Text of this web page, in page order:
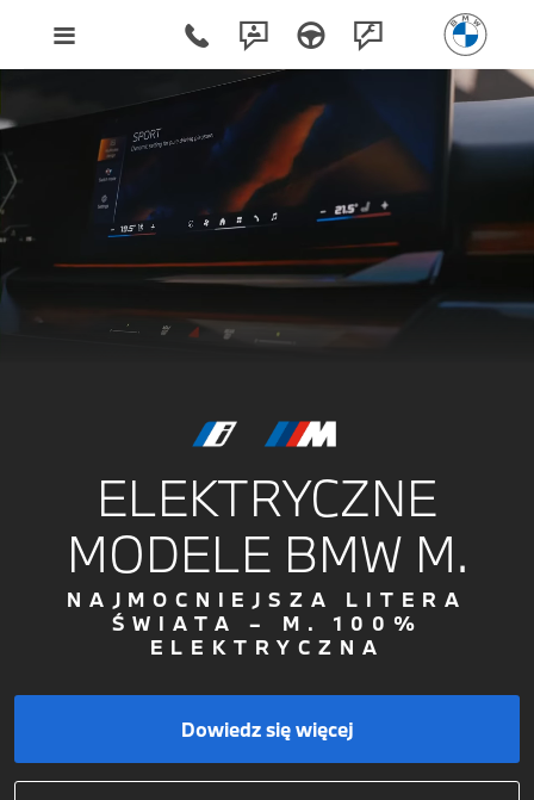
ELEKTRYCZNE
MODELE BMW M.
NAJMOCNIEJSZA LITERA
ŚWIATA – M. 100%
ELEKTRYCZNA
Dowiedz się więcej